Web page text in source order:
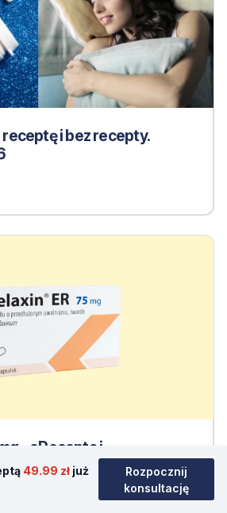
49.99 zł już
Rozpocznij
konsultację
receptę i bez recepty.
- eRecepta i
cena, dawkowanie,